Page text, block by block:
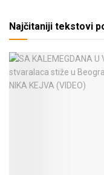
Najčitaniji tekstovi